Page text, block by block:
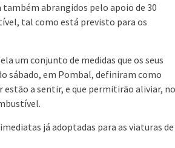
também abrangidos pelo apoio de 30
tal como está previsto para os
um conjunto de medidas que os seus
sábado, em Pombal, definiram como
estão a sentir, e que permitirão aliviar, no
já adoptadas para as viaturas de